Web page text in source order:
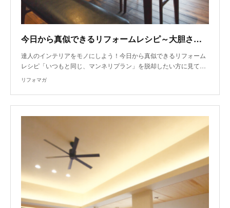
今日から真似できるリフォームレシピ～大胆さと気配りでつくる「大正ロマン薫る家」
達人のインテリアをモノにしよう！今日から真似できるリフォーム
レシピ「いつもと同じ、マンネリプラン」を脱却したい方に見て…
リフォマガ